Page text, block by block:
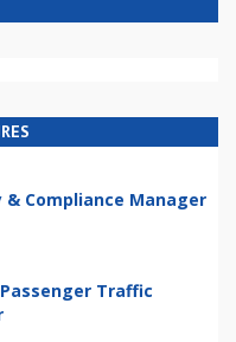
& Compliance Manager
Traffic